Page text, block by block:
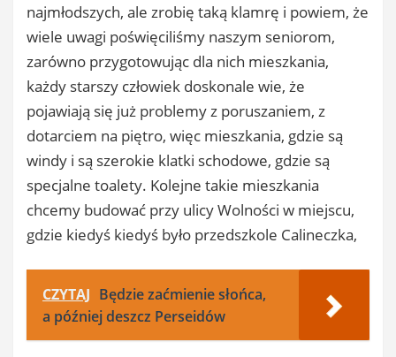
najmłodszych, ale zrobię taką klamrę i powiem, że
wiele uwagi poświęciliśmy naszym seniorom,
zarówno przygotowując dla nich mieszkania,
każdy starszy człowiek doskonale wie, że
pojawiają się już problemy z poruszaniem, z
dotarciem na piętro, więc mieszkania, gdzie są
windy i są szerokie klatki schodowe, gdzie są
specjalne toalety. Kolejne takie mieszkania
chcemy budować przy ulicy Wolności w miejscu,
gdzie kiedyś kiedyś było przedszkole Calineczka,
CZYTAJ Będzie zaćmienie słońca,
a później deszcz Perseidów